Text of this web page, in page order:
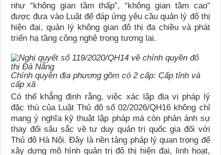
như “không gian tầm thấp”, “không gian tầm cao”
được đưa vào Luật để đáp ứng yêu cầu quản lý đô thị
hiện đại, quản lý không gian đô thị đa chiều và phát
triển hạ tầng công nghệ trong tương lai.
Chính quyền địa phương gồm có 2 cấp: Cấp tỉnh và
cấp xã
Có thể khẳng định rằng, việc xác lập địa vị pháp lý
đặc thù của Luật Thủ đô số 02/2026/QH16 không chỉ
mang ý nghĩa kỹ thuật lập pháp mà còn phản ánh sự
thay đổi sâu sắc về tư duy quản trị quốc gia đối với
Thủ đô Hà Nội. Đây là nền tảng pháp lý quan trọng để
xây dựng mô hình quản trị đô thị hiện đại, linh hoạt,